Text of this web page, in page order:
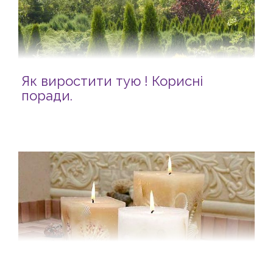
Як виростити тую ! Корисні
поради.